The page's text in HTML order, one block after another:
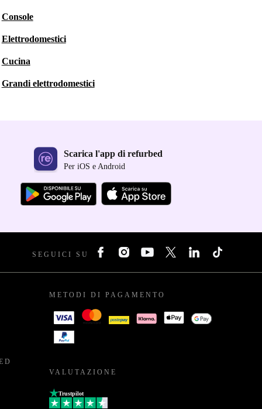
Console
Elettrodomestici
Cucina
Grandi elettrodomestici
Scarica l'app di refurbed
Per iOS e Android
SEGUICI SU
METODI DI PAGAMENTO
VALUTAZIONE
Trustpilot